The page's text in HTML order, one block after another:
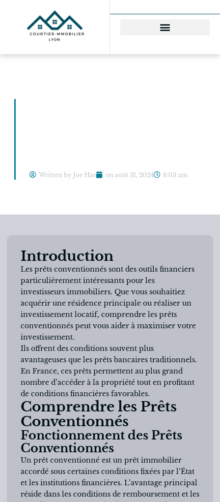
Written by Joe Har on août 31, 2024 6:03 am
Introduction
Les prêts conventionnés sont des outils financiers
particulièrement intéressants pour les
investisseurs immobiliers. Que vous souhaitiez
acquérir une résidence principale ou réaliser un
investissement locatif, comprendre les prêts
conventionnés peut vous aider à maximiser votre
investissement.
Ils offrent des conditions souvent plus
avantageuses que les prêts bancaires traditionnels.
En France, ces prêts permettent au plus grand
nombre d’accéder à la propriété tout en profitant
de conditions financières favorables.
Comprendre les Prêts
Conventionnés
Fonctionnement des Prêts
Conventionnés
Un prêt conventionné est un prêt immobilier
accordé sous certaines conditions fixées par l’État
et les institutions financières. L’avantage principal
réside dans les conditions de remboursement et les